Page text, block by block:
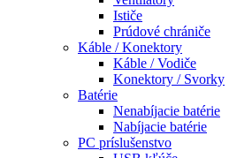
Ističe
Prúdové chrániče
Káble / Konektory
Káble / Vodiče
Konektory / Svorky
Batérie
Nenabíjacie batérie
Nabíjacie batérie
PC príslušenstvo